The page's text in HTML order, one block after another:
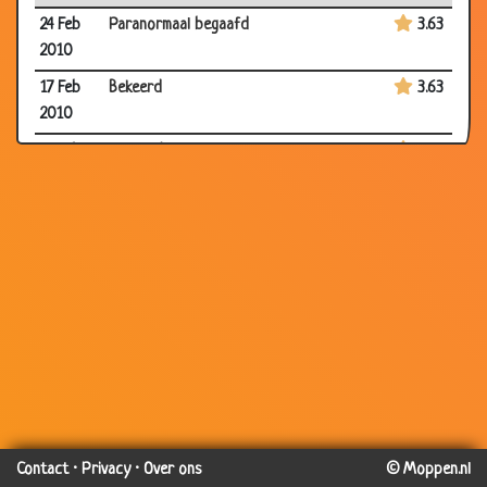
24 Feb
2010
Paranormaal begaafd 3.63
17 Feb
2010
Bekeerd 3.63
06 Feb
De secretaresse en de directeur 3.82
Contact· Privacy· Over ons © Moppen.nl